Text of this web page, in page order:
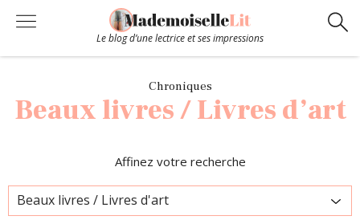
Le blog d’une lectrice et ses impressions
Chroniques
Hors-Série
Chroniques
Beaux livres / Livres d’art
Affinez votre recherche